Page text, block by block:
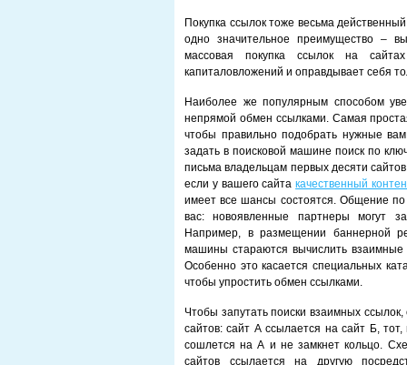
Покупка ссылок тоже весьма
одно значительное преимущество –
массовая покупка ссылок на
капиталовложений и оправдывает себя
Наиболее же популярным способом
непрямой обмен ссылками. Самая
чтобы правильно подобрать нужные
задать в поисковой машине поиск по
письма владельцам первых десяти
если у вашего сайтакачественный
имеет все шансы состоятся. Общение
вас: новоявленные партнеры могут
Например, в размещении баннерной
машины стараются вычислить взаимные
Особенно это касается специальных
чтобы упростить обмен ссылками.
Чтобы запутать поиски взаимных
сайтов: сайт А ссылается на сайт Б,
сошлется на А и не замкнет кольцо.
сайтов ссылается на другую